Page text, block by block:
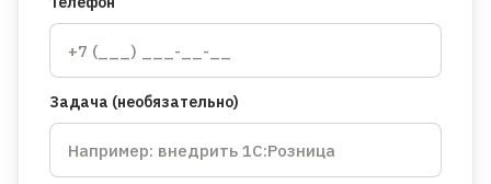
Задача (необязательно)